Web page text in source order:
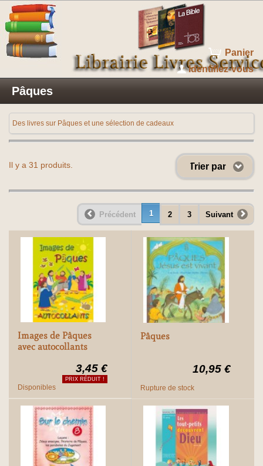
Panier
Identifiez-vous
Pâques
Des livres sur Pâques et une sélection de cadeaux
Trier par
Il y a 31 produits.
Précédent 1 2 3 Suivant
Images de Pâques
avec autocollants
3,45 €
PRIX RÉDUIT !
Disponibles
Pâques
10,95 €
Rupture de stock